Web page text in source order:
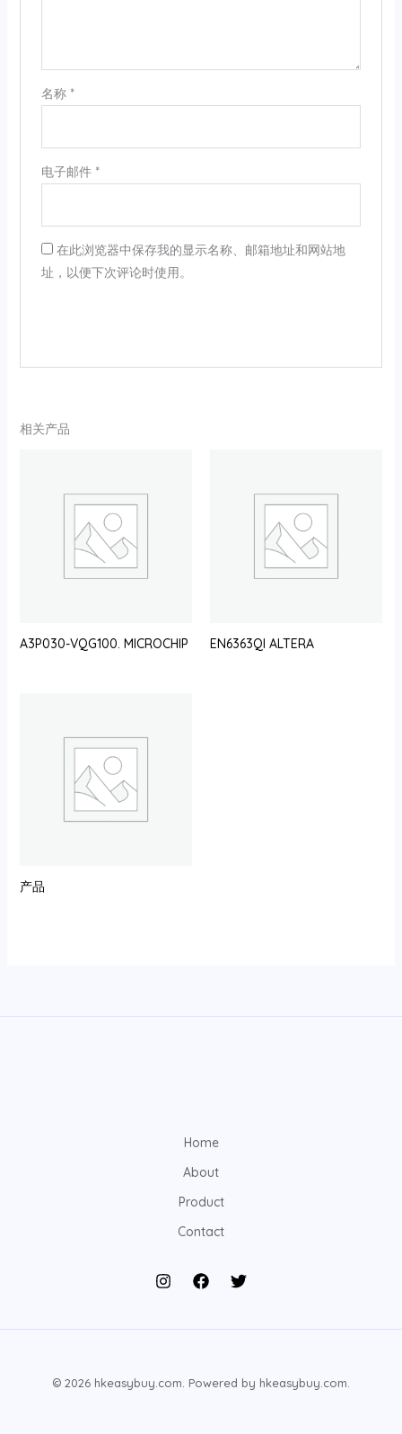
名称 *
电子邮件 *
在此浏览器中保存我的显示名称、邮箱地址和网站地
址，以便下次评论时使用。
相关产品
A3P030-VQG100. MICROCHIP EN6363QI ALTERA
产品
Home
About
Product
Contact
© 2026 hkeasybuy.com. Powered by hkeasybuy.com.